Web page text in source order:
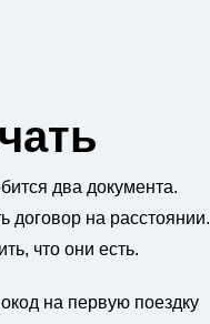
два документа.
договор на расстоянии.
что они есть.
на первую поездку